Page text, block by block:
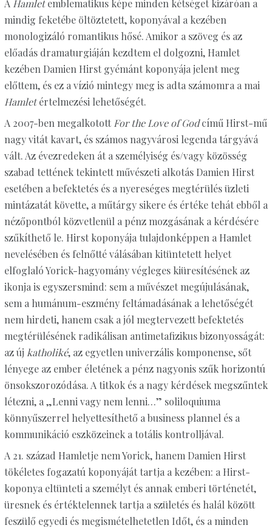
A Hamletemblematikus képe minden kétséget kizáróan a
mindig feketébe öltöztetett, koponyával a kezében
monologizáló romantikus hősé. Amikor a szöveg és az
előadás dramaturgiáján kezdtem el dolgozni, Hamlet
kezében Damien Hirst gyémánt koponyája jelent meg
előttem, és ez a vízió mintegy meg is adta számomra a mai
Hamletértelmezési lehetőségét.
A 2007-ben megalkotott For the Love of Godcímű Hirst-mű
nagy vitát kavart, és számos nagyvárosi legenda tárgyává
vált. Az évezredeken át a személyiség és/vagy közösség
szabad tettének tekintett művészeti alkotás Damien Hirst
esetében a befektetés és a nyereséges megtérülés üzleti
mintázatát követte, a műtárgy sikere és értéke tehát ebből a
nézőpontból közvetlenül a pénz mozgásának a kérdésére
szűkíthető le. Hirst koponyája tulajdonképpen a Hamlet
nevelésében és felnőtté válásában kitüntetett helyet
elfoglaló Yorick-hagyomány végleges kiüresítésének az
ikonja is egyszersmind: sem a művészet megújulásának,
sem a humánum-eszmény feltámadásának a lehetőségét
nem hirdeti, hanem csak a jól megtervezett befektetés
megtérülésének radikálisan antimetafizikus bizonyosságát:
az új katholiké, az egyetlen univerzális komponense, sőt
lényege az ember életének a pénz nagyonis szűk horizontú
önsokszorozódása. A titkok és a nagy kérdések megszűntek
létezni, a „Lenni vagy nem lenni…” soliloquiuma
könnyűszerrel helyettesíthető a business plannel és a
kommunikáció eszközeinek a totális kontrolljával.
A 21. század Hamletje nem Yorick, hanem Damien Hirst
tökéletes fogazatú koponyáját tartja a kezében: a Hirst-
koponya eltünteti a személyt és annak emberi történetét,
üresnek és értéktelennek tartja a születés és halál között
feszülő egyedi és megismételhetetlen Időt, és a minden